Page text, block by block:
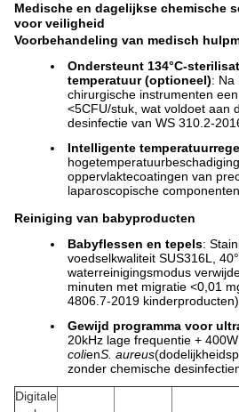
Medische en dagelijkse chemische
voor veiligheid
Voorbehandeling van medisch
Ondersteunt 134°C-
temperatuur (optioneel): Na
chirurgische instrumenten
<5CFU/stuk, wat voldoet aan
desinfectie van WS 310.2-
Intelligente
oppervlaktecoatingen van
laparoscopische
Reiniging van babyproducten
Babyflessen en tepels:
voedselkwaliteit SUS316L,
waterreinigingsmodus
minuten met migratie <0,01
4806.7-2019 kinderproducten).
Gewijd programma voor
20kHz lage frequentie +
colienS. aureus
zonder chemische
Digitale